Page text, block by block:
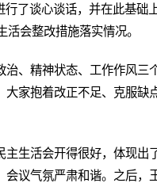
了谈心谈话，并在此基础
会整改措施落实情况。
、精神状态、工作作风三
家抱着改正不足、克服缺
生活会开得很好，体现
议气氛严肃和谐。之后，